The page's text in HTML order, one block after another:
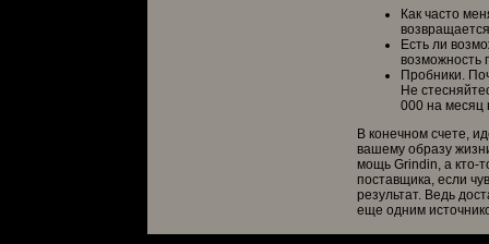
Как часто
Есть ли
возможность
Пробники.
Не
000 на месяц
В конечном счете,
вашему образу
мощь Grindin, а кто-
поставщика, если
результат. Ведь
еще одним